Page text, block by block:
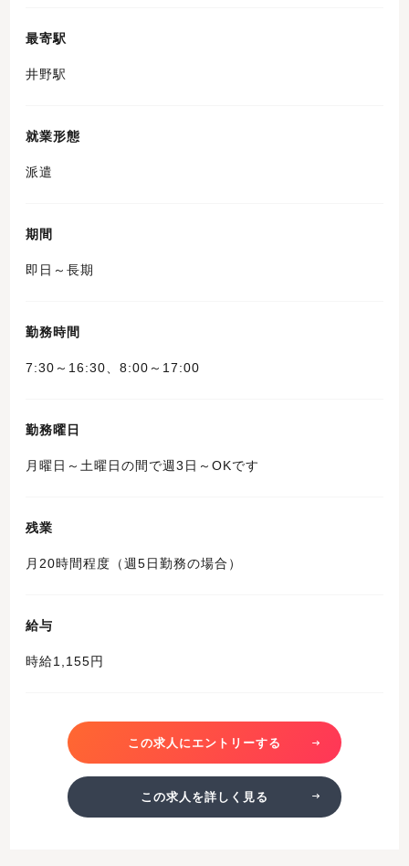
最寄駅
井野駅
就業形態
派遣
期間
即日～長期
勤務時間
7:30～16:30、8:00～17:00
勤務曜日
月曜日～土曜日の間で週3日～OKです
残業
月20時間程度（週5日勤務の場合）
給与
時給1,155円
この求人にエントリーする
この求人を詳しく見る